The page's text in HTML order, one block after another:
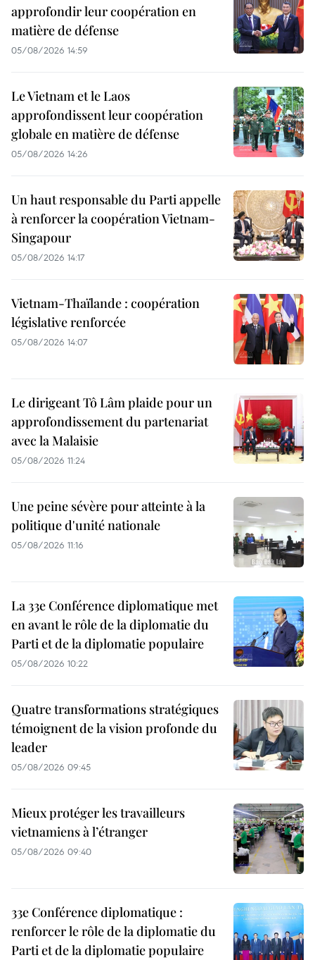
approfondir leur coopération en
matière de défense
05/08/2026 14:59
Le Vietnam et le Laos
approfondissent leur coopération
globale en matière de défense
05/08/2026 14:26
Un haut responsable du Parti appelle
à renforcer la coopération Vietnam-
Singapour
05/08/2026 14:17
Vietnam-Thaïlande : coopération
législative renforcée
05/08/2026 14:07
Le dirigeant Tô Lâm plaide pour un
approfondissement du partenariat
avec la Malaisie
05/08/2026 11:24
Une peine sévère pour atteinte à la
politique d'unité nationale
05/08/2026 11:16
La 33e Conférence diplomatique met
en avant le rôle de la diplomatie du
Parti et de la diplomatie populaire
05/08/2026 10:22
Quatre transformations stratégiques
témoignent de la vision profonde du
leader
05/08/2026 09:45
Mieux protéger les travailleurs
vietnamiens à l’étranger
05/08/2026 09:40
33e Conférence diplomatique :
renforcer le rôle de la diplomatie du
Parti et de la diplomatie populaire